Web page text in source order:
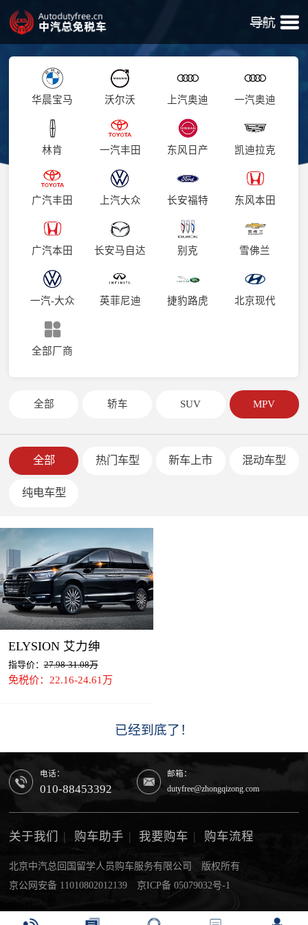
华晨宝马 沃尔沃 上汽奥迪 一汽奥迪
林肯 一汽丰田 东风日产 凯迪拉克
广汽丰田 上汽大众 长安福特 东风本田
广汽本田 长安马自达 别克 雪佛兰
一汽-大众 英菲尼迪 捷豹路虎 北京现代
全部厂商
全部 轿车 SUV MPV
全部 热门车型 新车上市 混动车型
纯电车型
ELYSION 艾力绅
指导价：27.98-31.08万
免税价：22.16-24.61万
已经到底了！
电话：
010-88453392
邮箱：
dutyfree@zhongqizong.com
关于我们 | 购车助手 | 我要购车 | 购车流程
北京中汽总回国留学人员购车服务有限公司 版权所有
京公网安备 11010802012139 京ICP备 05079032号-1